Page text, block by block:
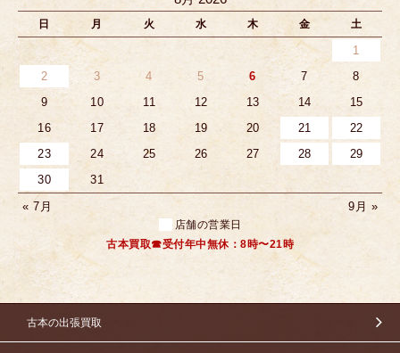
日 月 火 水 木 金 土
1
2
3 4 5 6 7
8
9
10 11 12 13 14
15
16
17 18 19 20 21
22
23
24 25 26 27 28
29
30
31
« 7月
9月 »
店舗の営業日
古本買取☎受付年中無休：8時〜21時
古本の出張買取